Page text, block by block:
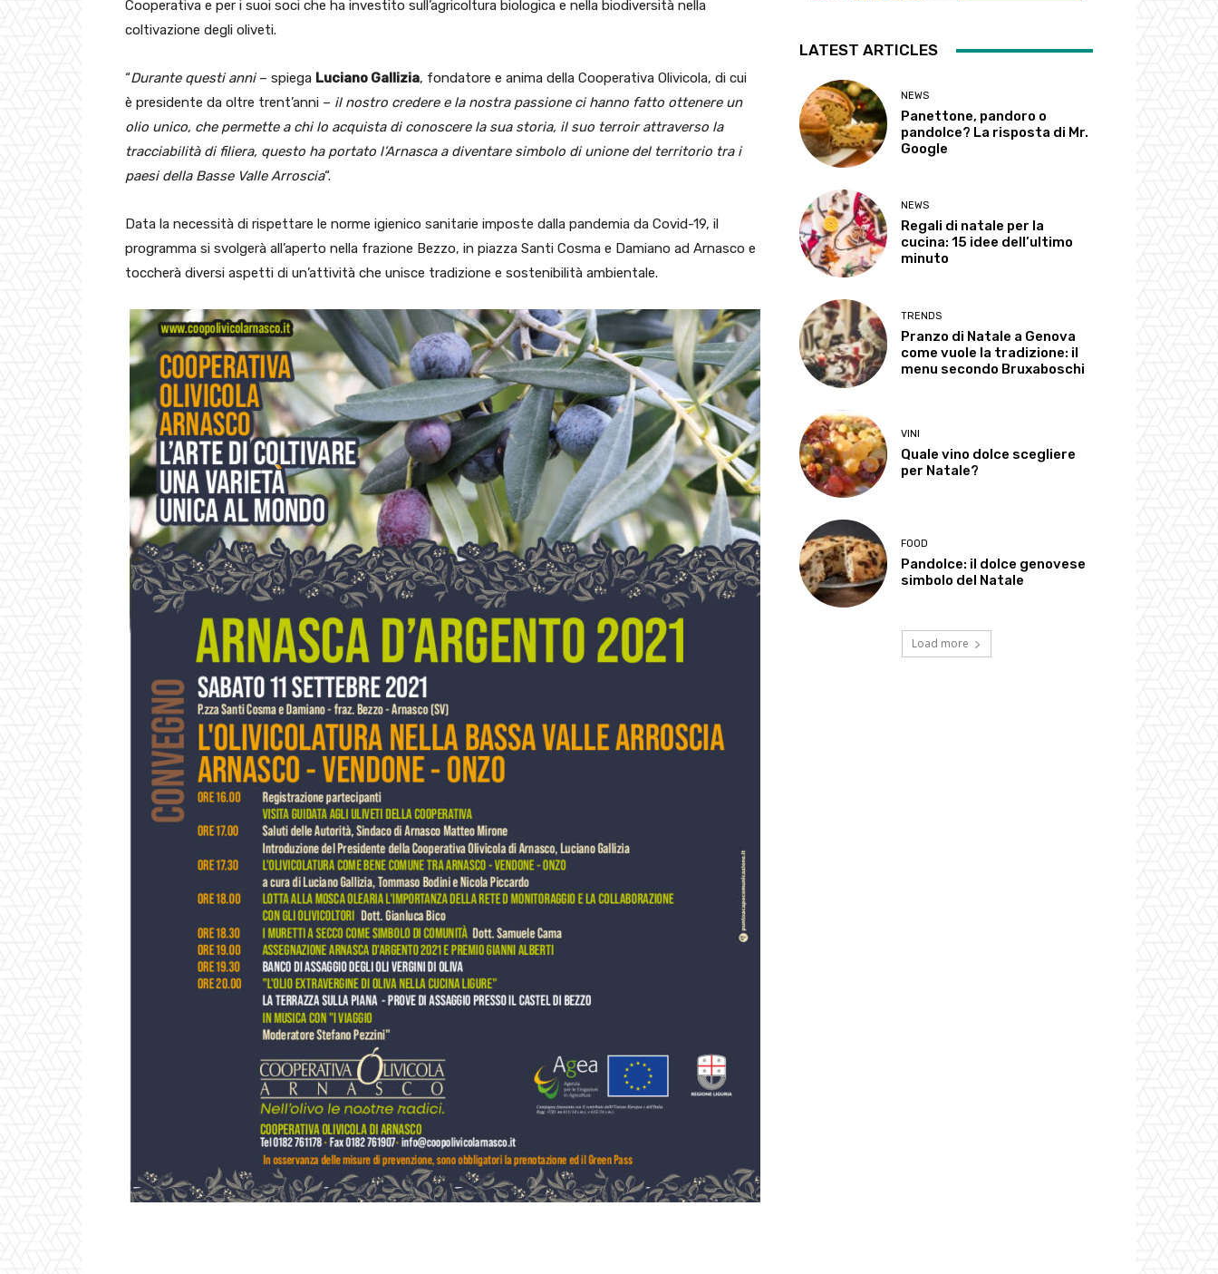
Cooperativa e per i suoi soci che ha investito sull’agricoltura biologica e nella biodiversità nella
coltivazione degli oliveti.
“Durante questi anni– spiega Luciano Gallizia, fondatore e anima della Cooperativa Olivicola, di cui
è presidente da oltre trent’anni – il nostro credere e la nostra passione ci hanno fatto ottenere un
olio unico, che permette a chi lo acquista di conoscere la sua storia, il suo terroir attraverso la
tracciabilità di filiera, questo ha portato l’Arnasca a diventare simbolo di unione del territorio tra i
paesi della Basse Valle Arroscia“.
Data la necessità di rispettare le norme igienico sanitarie imposte dalla pandemia da Covid-19, il
programma si svolgerà all’aperto nella frazione Bezzo, in piazza Santi Cosma e Damiano ad Arnasco e
toccherà diversi aspetti di un’attività che unisce tradizione e sostenibilità ambientale.
LATEST ARTICLES
NEWS
Panettone, pandoro o
pandolce? La risposta di Mr.
Google
NEWS
Regali di natale per la
cucina: 15 idee dell’ultimo
minuto
TRENDS
Pranzo di Natale a Genova
come vuole la tradizione: il
menu secondo Bruxaboschi
VINI
Quale vino dolce scegliere
per Natale?
FOOD
Pandolce: il dolce genovese
simbolo del Natale
Load more